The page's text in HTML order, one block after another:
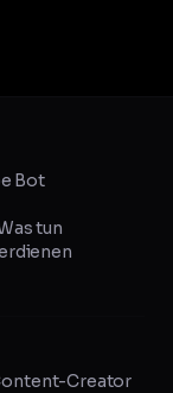
Bot
tun
Creator